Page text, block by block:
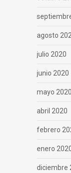
agosto
julio 2020
junio 2020
mayo 2020
abril 2020
febrero
enero
diciembre